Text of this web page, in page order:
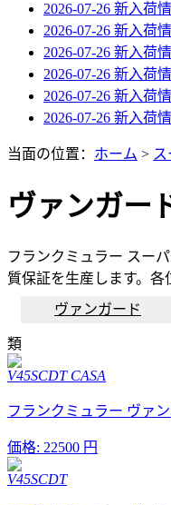
2026-07-26 新入荷
2026-07-26 新入荷
2026-07-26 新入荷
2026-07-26 新入荷
2026-07-26 新入荷
2026-07-26 新入荷
当面の位置： ホーム >
ヴァンガー
フランクミュラー スー
質保証を生産します。
ヴァンガード
類
V45SCDT CASA
フランクミュラー ヴァ
価格: 22500 円
V45SCDT